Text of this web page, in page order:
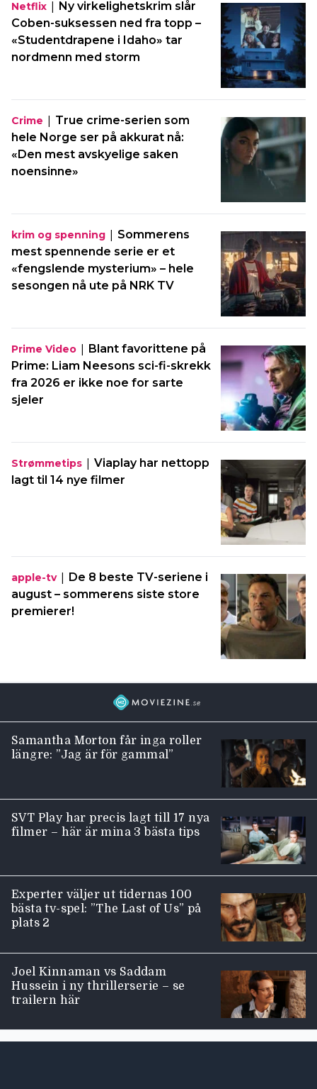
Netflix | Ny virkelighetskrim slår
Coben-suksessen ned fra topp –
«Studentdrapene i Idaho» tar
nordmenn med storm
Crime | True crime-serien som
hele Norge ser på akkurat nå:
«Den mest avskyelige saken
noensinne»
krim og spenning | Sommerens
mest spennende serie er et
«fengslende mysterium» – hele
sesongen nå ute på NRK TV
Prime Video | Blant favorittene på
Prime: Liam Neesons sci-fi-skrekk
fra 2026 er ikke noe for sarte
sjeler
Strømmetips | Viaplay har nettopp
lagt til 14 nye filmer
apple-tv| De 8 beste TV-seriene i
august – sommerens siste store
premierer!
Samantha Morton får inga roller
längre: ”Jag är för gammal”
SVT Play har precis lagt till 17 nya
filmer – här är mina 3 bästa tips
Experter väljer ut tidernas 100
bästa tv-spel: ”The Last of Us” på
plats 2
Joel Kinnaman vs Saddam
Hussein i ny thrillerserie – se
trailern här